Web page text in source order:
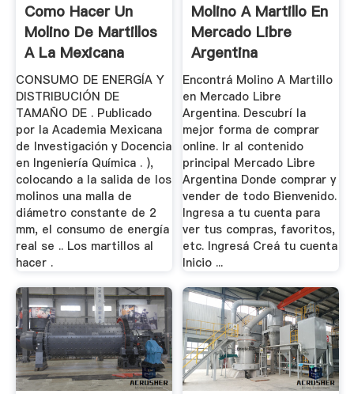
Como Hacer Un
Molino De Martillos
A La Mexicana
CONSUMO DE ENERGÍA Y
DISTRIBUCIÓN DE
TAMAÑO DE . Publicado
por la Academia Mexicana
de Investigación y Docencia
en Ingeniería Química . ),
colocando a la salida de los
molinos una malla de
diámetro constante de 2
mm, el consumo de energía
real se .. Los martillos al
hacer .
Molino A Martillo En
Mercado Libre
Argentina
Encontrá Molino A Martillo
en Mercado Libre
Argentina. Descubrí la
mejor forma de comprar
online. Ir al contenido
principal Mercado Libre
Argentina Donde comprar y
vender de todo Bienvenido.
Ingresa a tu cuenta para
ver tus compras, favoritos,
etc. Ingresá Creá tu cuenta
Inicio ...